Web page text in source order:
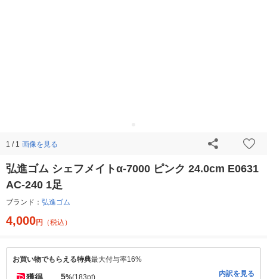
1 / 1 画像を見る
弘進ゴム シェフメイトα-7000 ピンク 24.0cm E0631
AC-240 1足
ブランド： 弘進ゴム
4,000円 （税込）
お買い物でもらえる特典最大付与率16%
5 内訳を見る